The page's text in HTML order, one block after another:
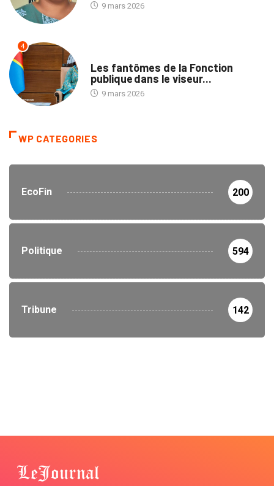
9 mars 2026
4
Les fantômes de la Fonction
publique dans le viseur...
9 mars 2026
WP CATEGORIES
EcoFin 200
Politique 594
Tribune 142